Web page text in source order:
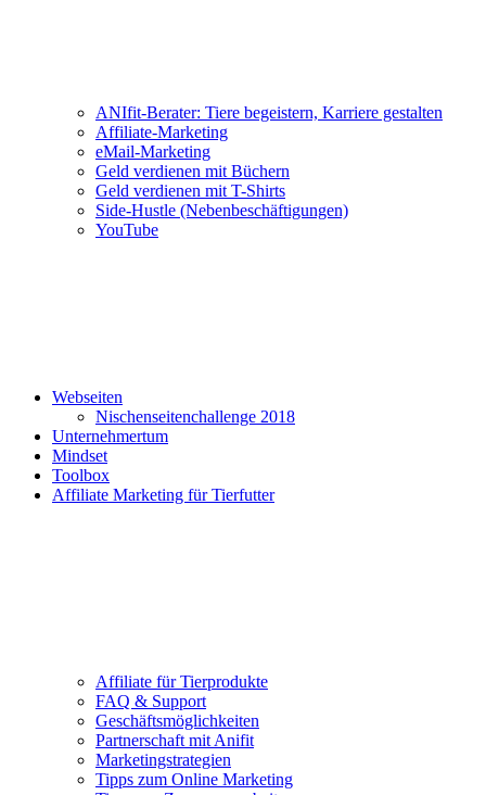
ANIfit-Berater: Tiere begeistern, Karriere gestalten
Affiliate-Marketing
eMail-Marketing
Geld verdienen mit Büchern
Geld verdienen mit T-Shirts
Side-Hustle (Nebenbeschäftigungen)
YouTube
Webseiten
Nischenseitenchallenge 2018
Unternehmertum
Mindset
Toolbox
Affiliate Marketing für Tierfutter
Affiliate für Tierprodukte
FAQ & Support
Geschäftsmöglichkeiten
Partnerschaft mit Anifit
Marketingstrategien
Tipps zum Online Marketing